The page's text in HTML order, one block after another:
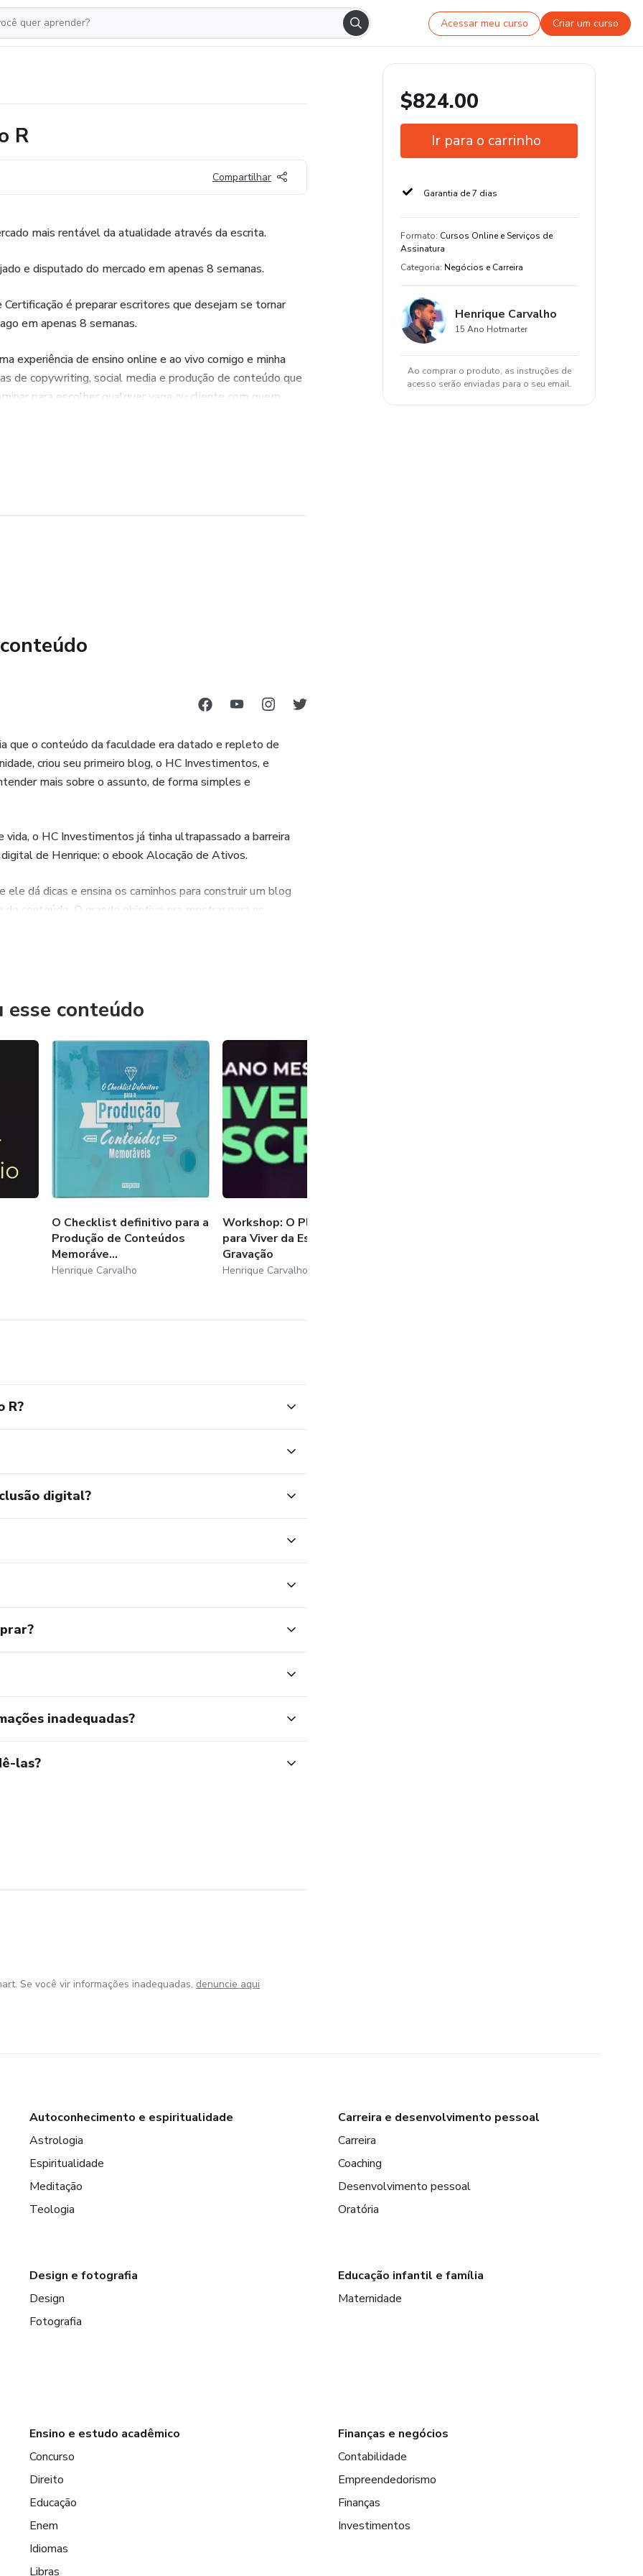
Acessar meu curso Criar um curso
R
Compartilhar
mais rentável da atualidade através da escrita.
e disputado do mercado em apenas 8 semanas.
é preparar escritores que desejam se tornar
em apenas 8 semanas.
experiência de ensino online e ao vivo comigo e minha
de copywriting, social media e produção de conteúdo que
para escolher qualquer vaga ou cliente com quem
que o conteúdo da faculdade era datado e repleto de
criou seu primeiro blog, o HC Investimentos, e
mais sobre o assunto, de forma simples e
o HC Investimentos já tinha ultrapassado a barreira
de Henrique: o ebook Alocação de Ativos.
dá dicas e ensina os caminhos para construir um blog
conteúdo. O grande objetivo era mostrar para as
de um blog.
Conteúdo.
uma nova fonte de renda a partir de blogs profissionais,
conteúdo
O Checklist definitivo para a
Produção de Conteúdos
Memoráve...
Henrique Carvalho
Workshop: O Plano Mestre
para Viver da Escrita -
Gravação
Henrique Carvalho
R?
digital?
inadequadas?
las?
$824.00
Ir para o carrinho
Garantia de 7 dias
Formato: Cursos Online e Serviços de
Assinatura
Categoria: Negócios e Carreira
Henrique Carvalho
15 Ano Hotmarter
Ao comprar o produto, as instruções de
acesso serão enviadas para o seu email.
Se você vir informações inadequadas, denuncie aqui
Autoconhecimento e espiritualidade
Astrologia
Espiritualidade
Meditação
Teologia
Carreira e desenvolvimento pessoal
Carreira
Coaching
Desenvolvimento pessoal
Oratória
Design e fotografia
Design
Fotografia
Educação infantil e família
Maternidade
Ensino e estudo acadêmico
Concurso
Direito
Educação
Enem
Idiomas
Libras
Finanças e negócios
Contabilidade
Empreendedorismo
Finanças
Investimentos